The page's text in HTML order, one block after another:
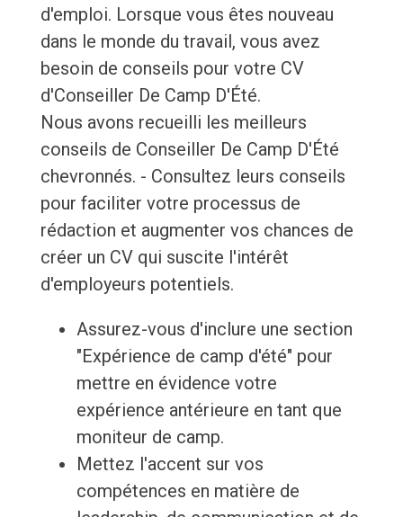
d'emploi. Lorsque vous êtes nouveau
dans le monde du travail, vous avez
besoin de conseils pour votre CV
d'Conseiller De Camp D'Été.
Nous avons recueilli les meilleurs
conseils de Conseiller De Camp D'Été
chevronnés. - Consultez leurs conseils
pour faciliter votre processus de
rédaction et augmenter vos chances de
créer un CV qui suscite l'intérêt
d'employeurs potentiels.
Assurez-vous d'inclure une section
"Expérience de camp d'été" pour
mettre en évidence votre
expérience antérieure en tant que
moniteur de camp.
Mettez l'accent sur vos
compétences en matière de